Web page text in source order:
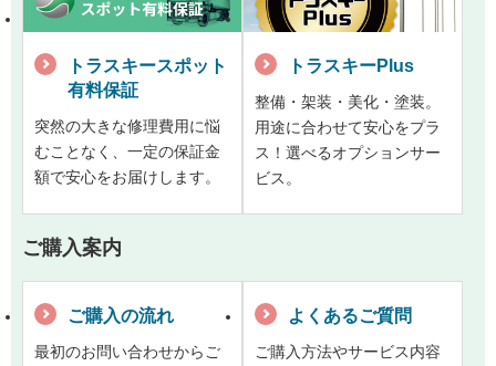
トラスキースポット
有料保証
突然の大きな修理費用に悩
むことなく、一定の保証金
額で安心をお届けします。
トラスキーPlus
整備・架装・美化・塗装。
用途に合わせて安心をプラ
ス！選べるオプションサー
ビス。
ご購入案内
ご購入の流れ
最初のお問い合わせからご
よくあるご質問
ご購入方法やサービス内容